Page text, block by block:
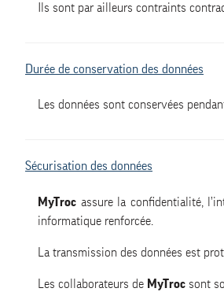
Ils sont par ailleurs contraints
Durée de conservation des données
Les données sont conservées
Sécurisation des données
MyTroc assure la confidentialité,
informatique renforcée.
La transmission des données est
Les collaborateurs de MyTroc sont